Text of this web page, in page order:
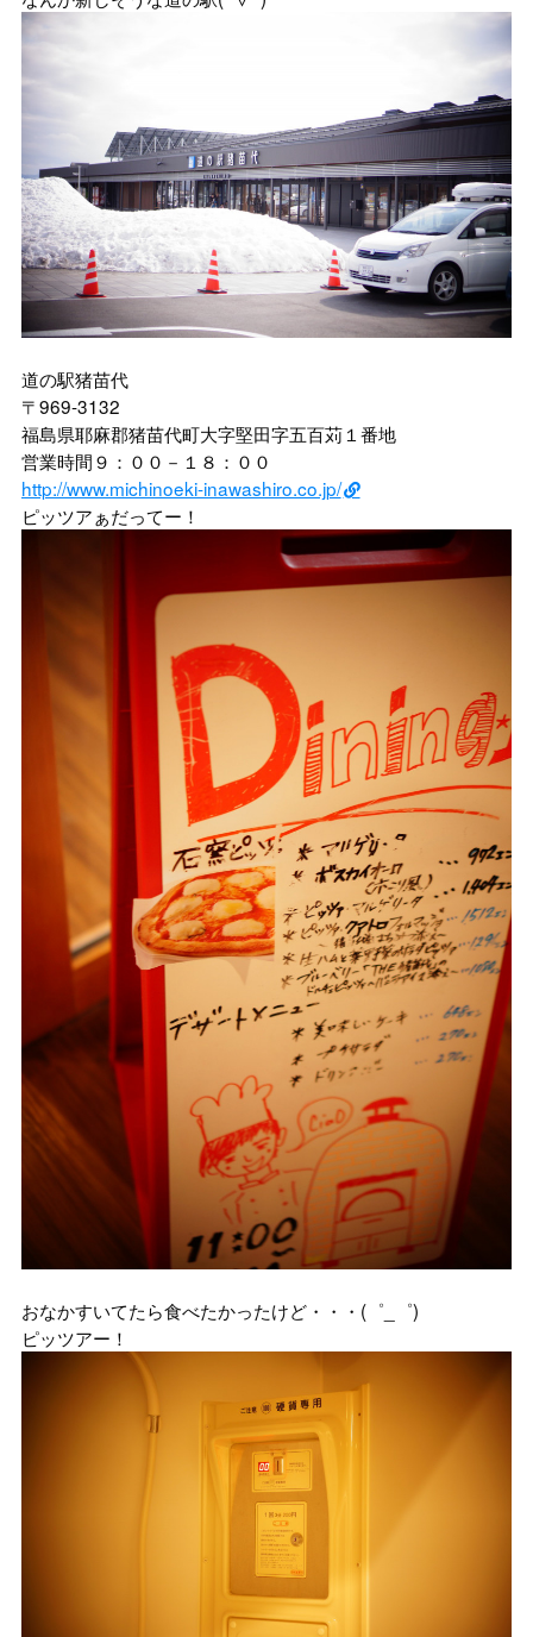
道の駅猪苗代
〒969-3132
福島県耶麻郡猪苗代町大字堅田字五百苅１番地
営業時間９：００－１８：００
http://www.michinoeki-inawashiro.co.jp/
ピッツアぁだってー！
おなかすいてたら食べたかったけど・・・(゜_゜)
ピッツアー！